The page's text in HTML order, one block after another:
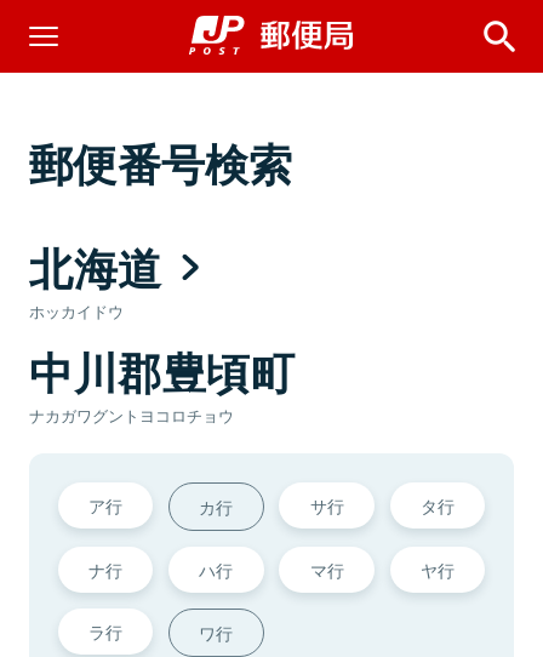
郵便番号検索
北海道
ホッカイドウ
中川郡豊頃町
ナカガワグントヨコロチョウ
ア行 カ行 サ行 タ行
ナ行 ハ行 マ行 ヤ行
ラ行 ワ行